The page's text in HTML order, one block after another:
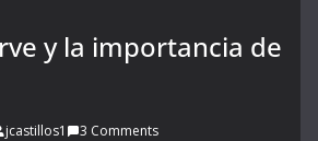
y la importancia de
jcastillos1 3 Comments